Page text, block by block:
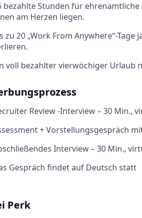
bezahlte Stunden für
am Herzen liegen.
zu 20 „Work From Anywhere“-
voll bezahlter vierwöchiger Urlaub
Review -Interview – 30 Min.,
+ Vorstellungsgespräch
Interview – 30 Min.,
Gespräch findet auf Deutsch statt
Perk